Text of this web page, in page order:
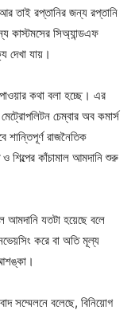
তাই রপ্তানির জন্য রপ্তানি
কাস্টমসের সিঅ্যান্ডএফ
দেখা যায়।
কথা বলা হচ্ছে। এর
চেম্বার অব কমার্স
শান্তিপূর্ণ রাজনৈতিক
ও শিল্পের কাঁচামাল আমদানি শুরু
আমদানি যতটা হয়েছে বলে
করে বা অতি মূল্য
আশঙ্কা।
সম্মেলনে বলেছে, বিনিয়োগ